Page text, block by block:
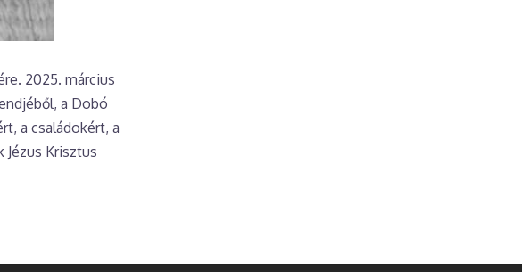
2025. március
a Dobó
a családokért, a
Krisztus